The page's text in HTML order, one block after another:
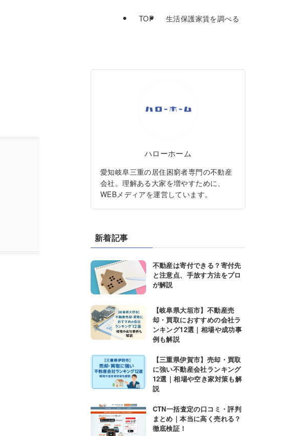
TOP 生活保護家賃を調べる
ハローホーム
愛知岐阜三重の居住困窮者専門の不動産
会社。理解ある大家を増やすために、
WEBメディアを運営しています。
新着記事
不動産は寄付できる？寄付先
と注意点、手放す方法をプロ
が解説
【岐阜県大垣市】不動産売
却・買取におすすめの会社ラ
ンキング12選｜相場や成功事
例も解説
【三重県伊賀市】売却・買取
に強い不動産会社ランキング
12選｜相場や空き家対策も解
説
CTN一括査定の口コミ・評判
まとめ｜本当に高く売れる？
徹底検証！